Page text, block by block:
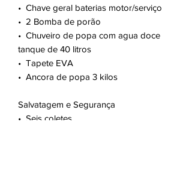
•⁠ Chave geral baterias motor/serviço
•⁠ 2 Bomba de porão
•⁠ Chuveiro de popa com agua doce
tanque de 40 litros
•⁠ Tapete EVA
•⁠ ⁠Ancora de popa 3 kilos
Salvatagem e Segurança
•⁠ Seis coletes